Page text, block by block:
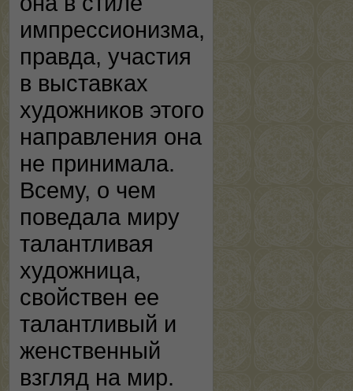
импрессионизма,
правда, участия
в выставках
художников этого
направления она
не принимала.
Всему, о чем
поведала миру
талантливая
художница,
свойствен ее
талантливый и
женственный
взгляд на мир.